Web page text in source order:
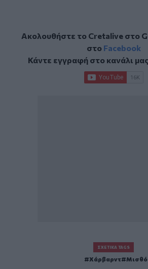
Ακολουθήστε το Cretalive στο
στο Facebook
Κάντε εγγραφή στο κανάλι
ΣΧΕΤΙΚΆ TAGS
Χάρβαρντ